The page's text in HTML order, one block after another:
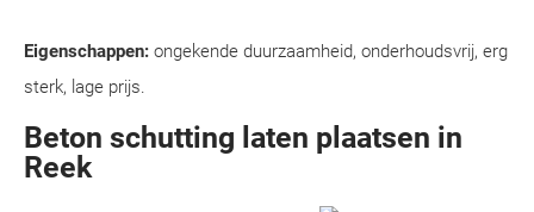
Eigenschappen: ongekende duurzaamheid, onderhoudsvrij, erg
sterk, lage prijs.
Beton schutting laten plaatsen in
Reek